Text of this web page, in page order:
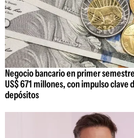
Negocio bancario en primer
US$ 671 millones, con impulso clave
depósitos